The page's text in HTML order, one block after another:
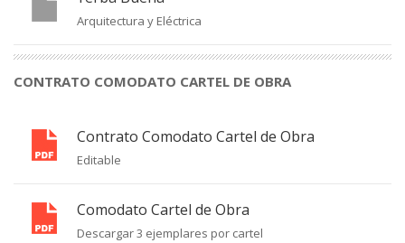
Arquitectura y Eléctrica
CONTRATO COMODATO CARTEL DE OBRA
Contrato Comodato Cartel de Obra
Editable
Comodato Cartel de Obra
Descargar 3 ejemplares por cartel